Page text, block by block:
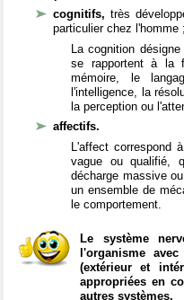
cognitifs,très
particulier chez l'homme ;
La cognition
se rapportent à la
mémoire, le
l'intelligence, la
la perception ou
affectifs.
L'affect correspond
vague ou qualifié,
décharge massive
un ensemble de
le comportement.
Le système
l'organisme
(extérieur et
appropriées en
autres systèmes.